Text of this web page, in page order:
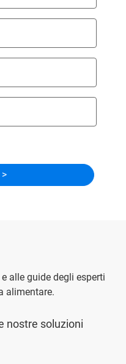
alle guide degli esperti
alimentare.
nostre soluzioni